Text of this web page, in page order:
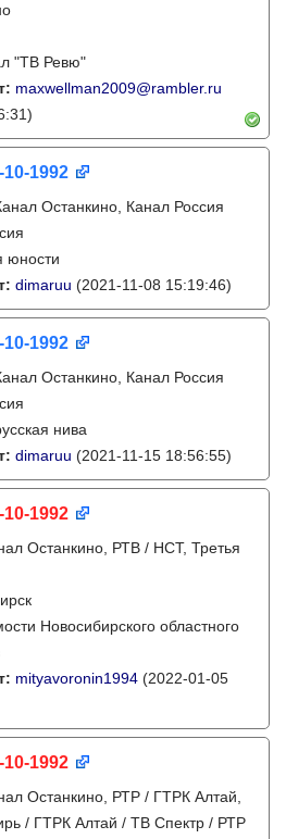
"ТВ Ревю"
maxwellman2009@rambler.ru
10-1992
Останкино, Канал Россия
юности
dimaruu (2021-11-08 15:19:46)
10-1992
Останкино, Канал Россия
нива
dimaruu (2021-11-15 18:56:55)
10-1992
Останкино, РТВ / НСТ, Третья
Новосибирского областного
mityavoronin1994 (2022-01-05
10-1992
Останкино, РТР / ГТРК Алтай,
/ ГТРК Алтай / ТВ Спектр / РТР